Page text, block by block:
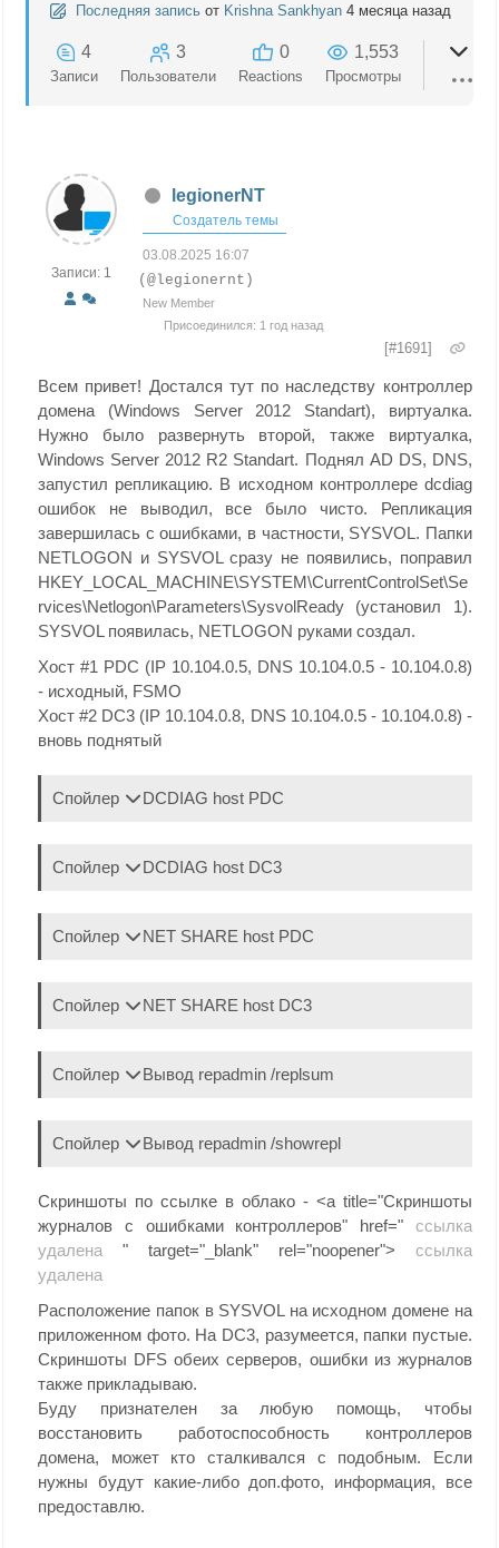
Последняя запись от Krishna Sankhyan 4 месяца назад
4
Записи
3
Пользователи
0
Reactions
1,553
Просмотры
Записи: 1
legionerNT
Создатель темы
03.08.2025 16:07
(@legionernt)
New Member
Присоединился: 1 год назад
[#1691]
Всем привет! Достался тут по наследству контроллер
домена (Windows Server 2012 Standart), виртуалка.
Нужно было развернуть второй, также виртуалка,
Windows Server 2012 R2 Standart. Поднял AD DS, DNS,
запустил репликацию. В исходном контроллере dcdiag
ошибок не выводил, все было чисто. Репликация
завершилась с ошибками, в частности, SYSVOL. Папки
NETLOGON и SYSVOL сразу не появились, поправил
HKEY_LOCAL_MACHINE\SYSTEM\CurrentControlSet\Se
rvices\Netlogon\Parameters\SysvolReady (установил 1).
SYSVOL появилась, NETLOGON руками создал.
Хост #1 PDC (IP 10.104.0.5, DNS 10.104.0.5 - 10.104.0.8)
- исходный, FSMO
Хост #2 DC3 (IP 10.104.0.8, DNS 10.104.0.5 - 10.104.0.8) -
вновь поднятый
Спойлер DCDIAG host PDC
Спойлер DCDIAG host DC3
Спойлер NET SHARE host PDC
Спойлер NET SHARE host DC3
Спойлер Вывод repadmin /replsum
Спойлер Вывод repadmin /showrepl
Скриншоты по ссылке в облако - <a title="Скриншоты
журналов с ошибками контроллеров" href=" ссылка
удалена " target="_blank" rel="noopener"> ссылка
удалена
Расположение папок в SYSVOL на исходном домене на
приложенном фото. На DC3, разумеется, папки пустые.
Скриншоты DFS обеих серверов, ошибки из журналов
также прикладываю.
Буду признателен за любую помощь, чтобы
восстановить работоспособность контроллеров
домена, может кто сталкивался с подобным. Если
нужны будут какие-либо доп.фото, информация, все
предоставлю.